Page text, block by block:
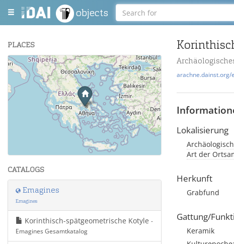
objects
PLACES
+
−
| Maps and Data ©
CATALOGS
Emagines
Emagines
Korinthisch-spätgeometrische Kotyle -
Emagines Gesamtkatalog
arachne.dainst.org/
Lokalisierung
Art der
Herkunft
Grabfund
Gattung/
Keramik